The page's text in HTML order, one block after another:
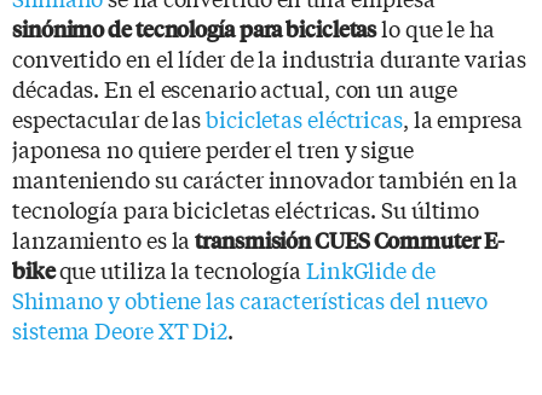
sinónimo de tecnologíapara bicicletaslo que le ha
convertido en el líder de la industria durante varias
décadas. En el escenario actual, con un auge
espectacular de lasbicicletas eléctricas, la empresa
japonesa no quiere perder el tren y sigue
manteniendo su carácter innovador también en la
tecnología para bicicletas eléctricas. Su último
lanzamiento es latransmisión CUES Commuter E-
bikeque utiliza la tecnología LinkGlide de
Shimano y obtiene las características del nuevo
sistema Deore XT Di2.